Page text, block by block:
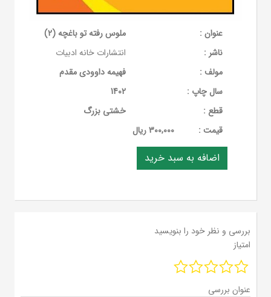
عنوان :
ملوس رفته تو باغچه (2)
ناشر :
انتشارات خانه ادبیات
مولف :
فهیمه داوودی مقدم
سال چاپ :
1402
قطع :
خشتی بزرگ
قيمت :
300,000 ریال
بررسی و نظر خود را بنویسید
امتیاز
عنوان بررسی